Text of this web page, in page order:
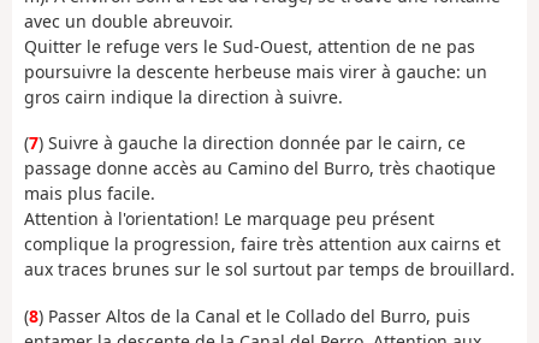
avec un double abreuvoir.
Quitter le refuge vers le Sud-Ouest, attention de ne pas
poursuivre la descente herbeuse mais virer à gauche: un
gros cairn indique la direction à suivre.
(7) Suivre à gauche la direction donnée par le cairn, ce
passage donne accès au Camino del Burro, très chaotique
mais plus facile.
Attention à l'orientation! Le marquage peu présent
complique la progression, faire très attention aux cairns et
aux traces brunes sur le sol surtout par temps de brouillard.
(8) Passer Altos de la Canal et le Collado del Burro, puis